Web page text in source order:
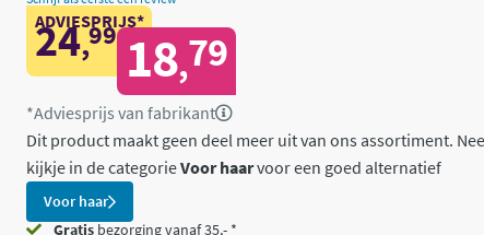
ADVIESPRIJS*
24,99 18,79
*Adviesprijs van fabrikant
Dit product maakt geen deel meer uit van ons assortiment.
kijkje in de categorieVoor haarvoor een goed alternatief
Voor haar
Gratis bezorging vanaf 35,- *